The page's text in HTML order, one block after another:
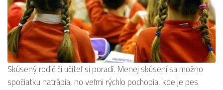
Skúsený rodič či učiteľ si poradí. Menej skúsení sa možno
spočiatku natrápia, no veľmi rýchlo pochopia, kde je pes